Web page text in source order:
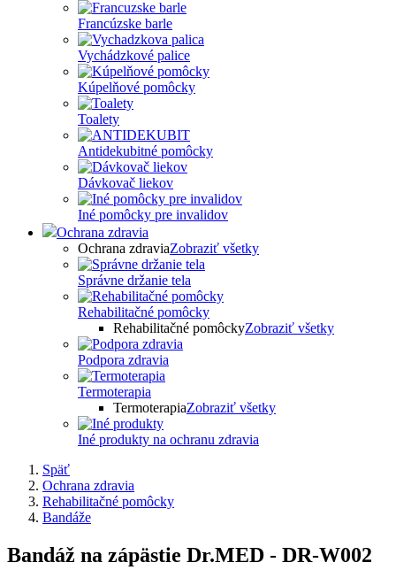
Francúzske barle
Vychádzkové palice
Kúpelňové pomôcky
Toalety
Antidekubitné pomôcky
Dávkovač liekov
Iné pomôcky pre invalidov
Ochrana zdravia
Ochrana zdraviaZobraziť všetky
Správne držanie tela
Rehabilitačné pomôcky
Rehabilitačné pomôckyZobraziť všetky
Podpora zdravia
Termoterapia
TermoterapiaZobraziť všetky
Iné produkty na ochranu zdravia
Späť
Ochrana zdravia
Rehabilitačné pomôcky
Bandáže
Bandáž na zápästie Dr.MED - DR-W002